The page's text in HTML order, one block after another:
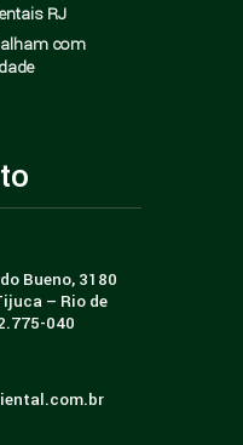
RJ
com
Bueno, 3180
– Rio de
040